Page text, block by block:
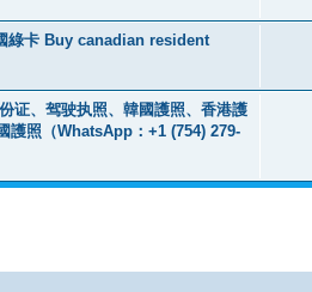
綠卡 Buy canadian resident
证、驾驶执照、韓國護照、香港護
護照（WhatsApp：+1 (754) 279-